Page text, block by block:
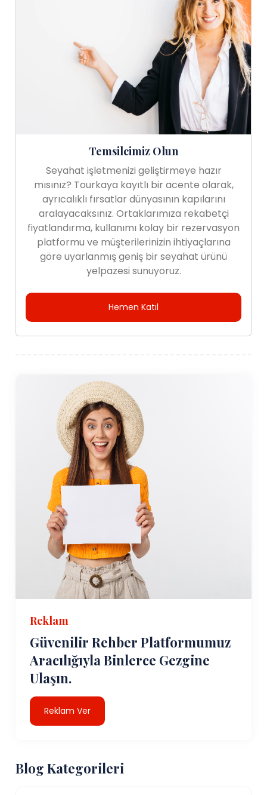
Temsilcimiz Olun
Seyahat işletmenizi geliştirmeye hazır
mısınız? Tourkaya kayıtlı bir acente olarak,
ayrıcalıklı fırsatlar dünyasının kapılarını
aralayacaksınız. Ortaklarımıza rekabetçi
fiyatlandırma, kullanımı kolay bir rezervasyon
platformu ve müşterilerinizin ihtiyaçlarına
göre uyarlanmış geniş bir seyahat ürünü
yelpazesi sunuyoruz.
Hemen Katıl
Reklam
Güvenilir Rehber Platformumuz
Aracılığıyla Binlerce Gezgine
Ulaşın.
Reklam Ver
Blog Kategorileri